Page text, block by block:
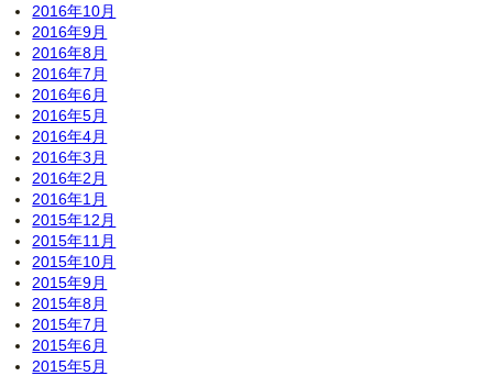
2016年10月
2016年9月
2016年8月
2016年7月
2016年6月
2016年5月
2016年4月
2016年3月
2016年2月
2016年1月
2015年12月
2015年11月
2015年10月
2015年9月
2015年8月
2015年7月
2015年6月
2015年5月